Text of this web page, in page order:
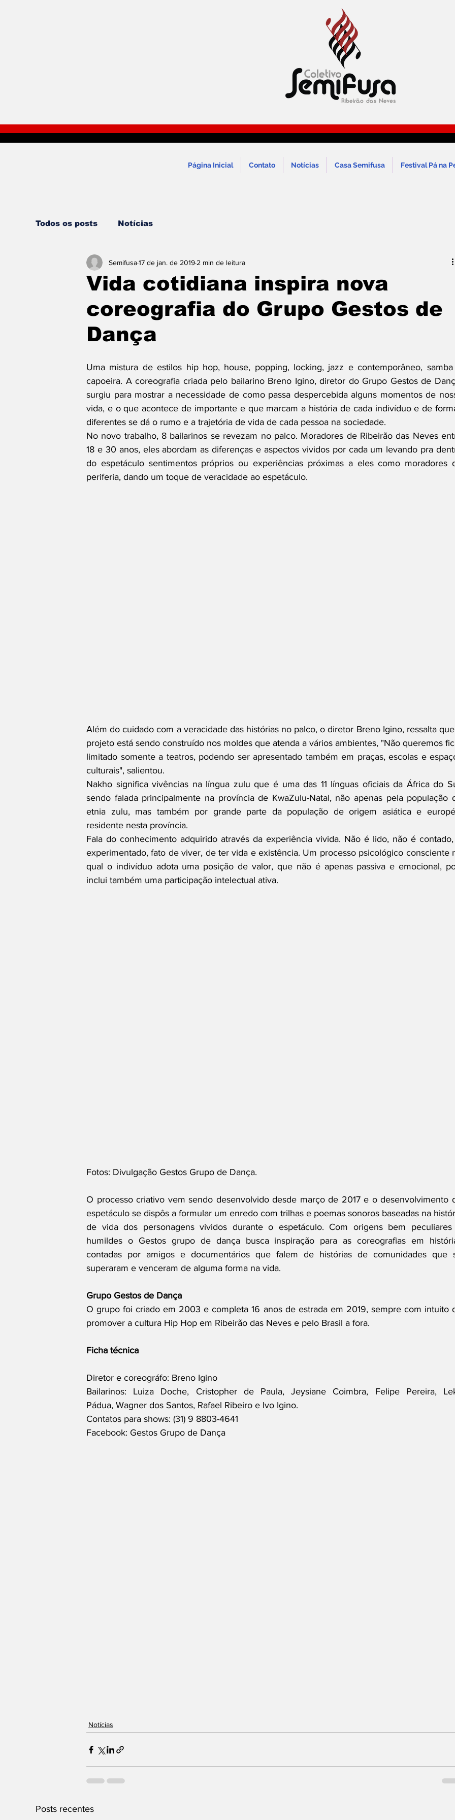
Página Inicial Contato Notícias Casa Semifusa Festival Pá na
Todos os posts Notícias
Vida cotidiana inspira nova
coreografia do Grupo Gestos de
Dança
Semifusa17 de jan. de 2019 2 min de leitura
Uma mistura de estilos hip hop, house, popping, locking, jazz e contemporâneo,
capoeira. A coreografia criada pelo bailarino Breno Igino, diretor do Grupo Gestos de
surgiu para mostrar a necessidade de como passa despercebida alguns momentos de
vida, e o que acontece de importante e que marcam a história de cada indivíduo e de
diferentes se dá o rumo e a trajetória de vida de cada pessoa na sociedade.
No novo trabalho, 8 bailarinos se revezam no palco. Moradores de Ribeirão das Neves
18 e 30 anos, eles abordam as diferenças e aspectos vividos por cada um levando pra
do espetáculo sentimentos próprios ou experiências próximas a eles como moradores
periferia, dando um toque de veracidade ao espetáculo.
Além do cuidado com a veracidade das histórias no palco, o diretor Breno Igino, ressalta
projeto está sendo construído nos moldes que atenda a vários ambientes, "Não queremos
limitado somente a teatros, podendo ser apresentado também em praças, escolas e
culturais", salientou.
Nakho significa vivências na língua zulu que é uma das 11 línguas oficiais da África do
sendo falada principalmente na província de KwaZulu-Natal, não apenas pela população
etnia zulu, mas também por grande parte da população de origem asiática e
residente nesta província.
Fala do conhecimento adquirido através da experiência vivida. Não é lido, não é
experimentado, fato de viver, de ter vida e existência. Um processo psicológico consciente
qual o indivíduo adota uma posição de valor, que não é apenas passiva e emocional,
inclui também uma participação intelectual ativa.
Fotos: Divulgação Gestos Grupo de Dança.
O processo criativo vem sendo desenvolvido desde março de 2017 e o desenvolvimento
espetáculo se dispôs a formular um enredo com trilhas e poemas sonoros baseadas na
de vida dos personagens vividos durante o espetáculo. Com origens bem
humildes o Gestos grupo de dança busca inspiração para as coreografias em
contadas por amigos e documentários que falem de histórias de comunidades que
superaram e venceram de alguma forma na vida.
Grupo Gestos de Dança
O grupo foi criado em 2003 e completa 16 anos de estrada em 2019, sempre com intuito
promover a cultura Hip Hop em Ribeirão das Neves e pelo Brasil a fora.
Ficha técnica
Diretor e coreográfo: Breno Igino
Bailarinos: Luiza Doche, Cristopher de Paula, Jeysiane Coimbra, Felipe Pereira,
Pádua, Wagner dos Santos, Rafael Ribeiro e Ivo Igino.
Contatos para shows: (31) 9 8803-4641
Facebook: Gestos Grupo de Dança
Notícias
Posts recentes